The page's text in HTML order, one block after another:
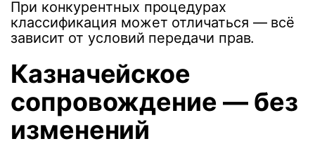
При конкурентных процедурах
классификация может отличаться — всё
зависит от условий передачи прав.
Казначейское
сопровождение — без
изменений